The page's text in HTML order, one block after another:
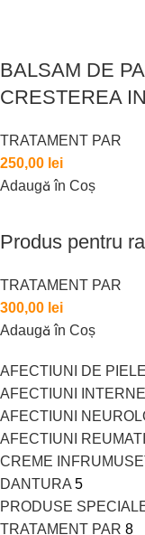
AFECTIUNI DE PIELE
AFECTIUNI INTERNE
AFECTIUNI
AFECTIUNI
CREME
DANTURA 5
PRODUSE
TRATAMENT PAR 8
BALSAM DE
CRESTEREA
TRATAMENT PAR
250,00 lei
Adaugă în Coș
Produs pentru
TRATAMENT PAR
300,00 lei
Adaugă în Coș